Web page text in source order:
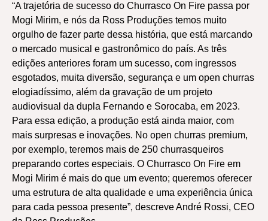
“A trajetória de sucesso do Churrasco On Fire passa por
Mogi Mirim, e nós da Ross Produções temos muito
orgulho de fazer parte dessa história, que está marcando
o mercado musical e gastronômico do país. As três
edições anteriores foram um sucesso, com ingressos
esgotados, muita diversão, segurança e um open churras
elogiadíssimo, além da gravação de um projeto
audiovisual da dupla Fernando e Sorocaba, em 2023.
Para essa edição, a produção está ainda maior, com
mais surpresas e inovações. No open churras premium,
por exemplo, teremos mais de 250 churrasqueiros
preparando cortes especiais. O Churrasco On Fire em
Mogi Mirim é mais do que um evento; queremos oferecer
uma estrutura de alta qualidade e uma experiência única
para cada pessoa presente”, descreve André Rossi, CEO